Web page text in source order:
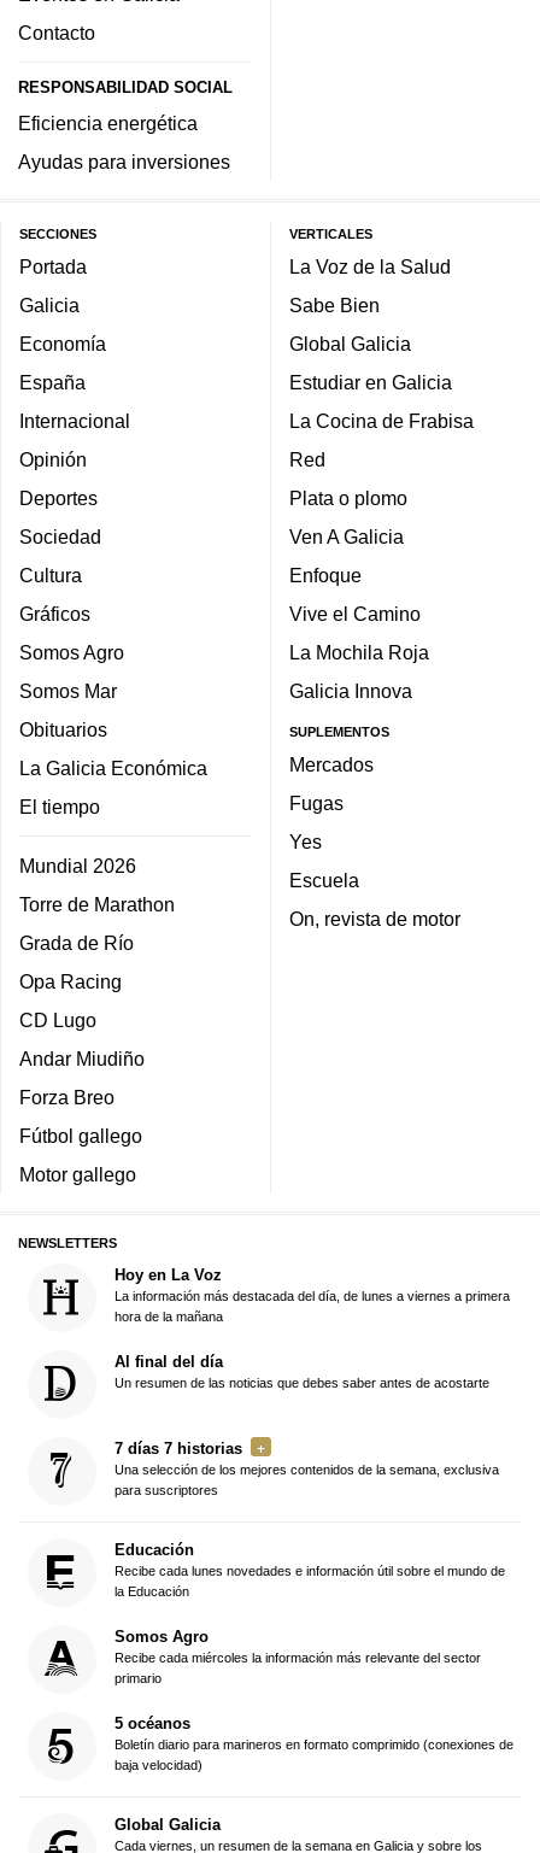
Contacto
RESPONSABILIDAD SOCIAL
Eficiencia energética
Ayudas para inversiones
SECCIONES
Portada
Galicia
Economía
España
Internacional
Opinión
Deportes
Sociedad
Cultura
Gráficos
Somos Agro
Somos Mar
Obituarios
La Galicia Económica
El tiempo
Mundial 2026
Torre de Marathon
Grada de Río
Opa Racing
CD Lugo
Andar Miudiño
Forza Breo
Fútbol gallego
Motor gallego
VERTICALES
La Voz de la Salud
Sabe Bien
Global Galicia
Estudiar en Galicia
La Cocina de Frabisa
Red
Plata o plomo
Ven A Galicia
Enfoque
Vive el Camino
La Mochila Roja
Galicia Innova
SUPLEMENTOS
Mercados
Fugas
Yes
Escuela
On, revista de motor
NEWSLETTERS
Hoy en La Voz
La información más destacada del día, de lunes a viernes a primera
hora de la mañana
Al final del día
Un resumen de las noticias que debes saber antes de acostarte
7 días 7 historias
Una selección de los mejores contenidos de la semana, exclusiva
para suscriptores
Educación
Recibe cada lunes novedades e información útil sobre el mundo de
la Educación
Somos Agro
Recibe cada miércoles la información más relevante del sector
primario
5 océanos
Boletín diario para marineros en formato comprimido (conexiones de
baja velocidad)
Global Galicia
Cada viernes, un resumen de la semana en Galicia y sobre los